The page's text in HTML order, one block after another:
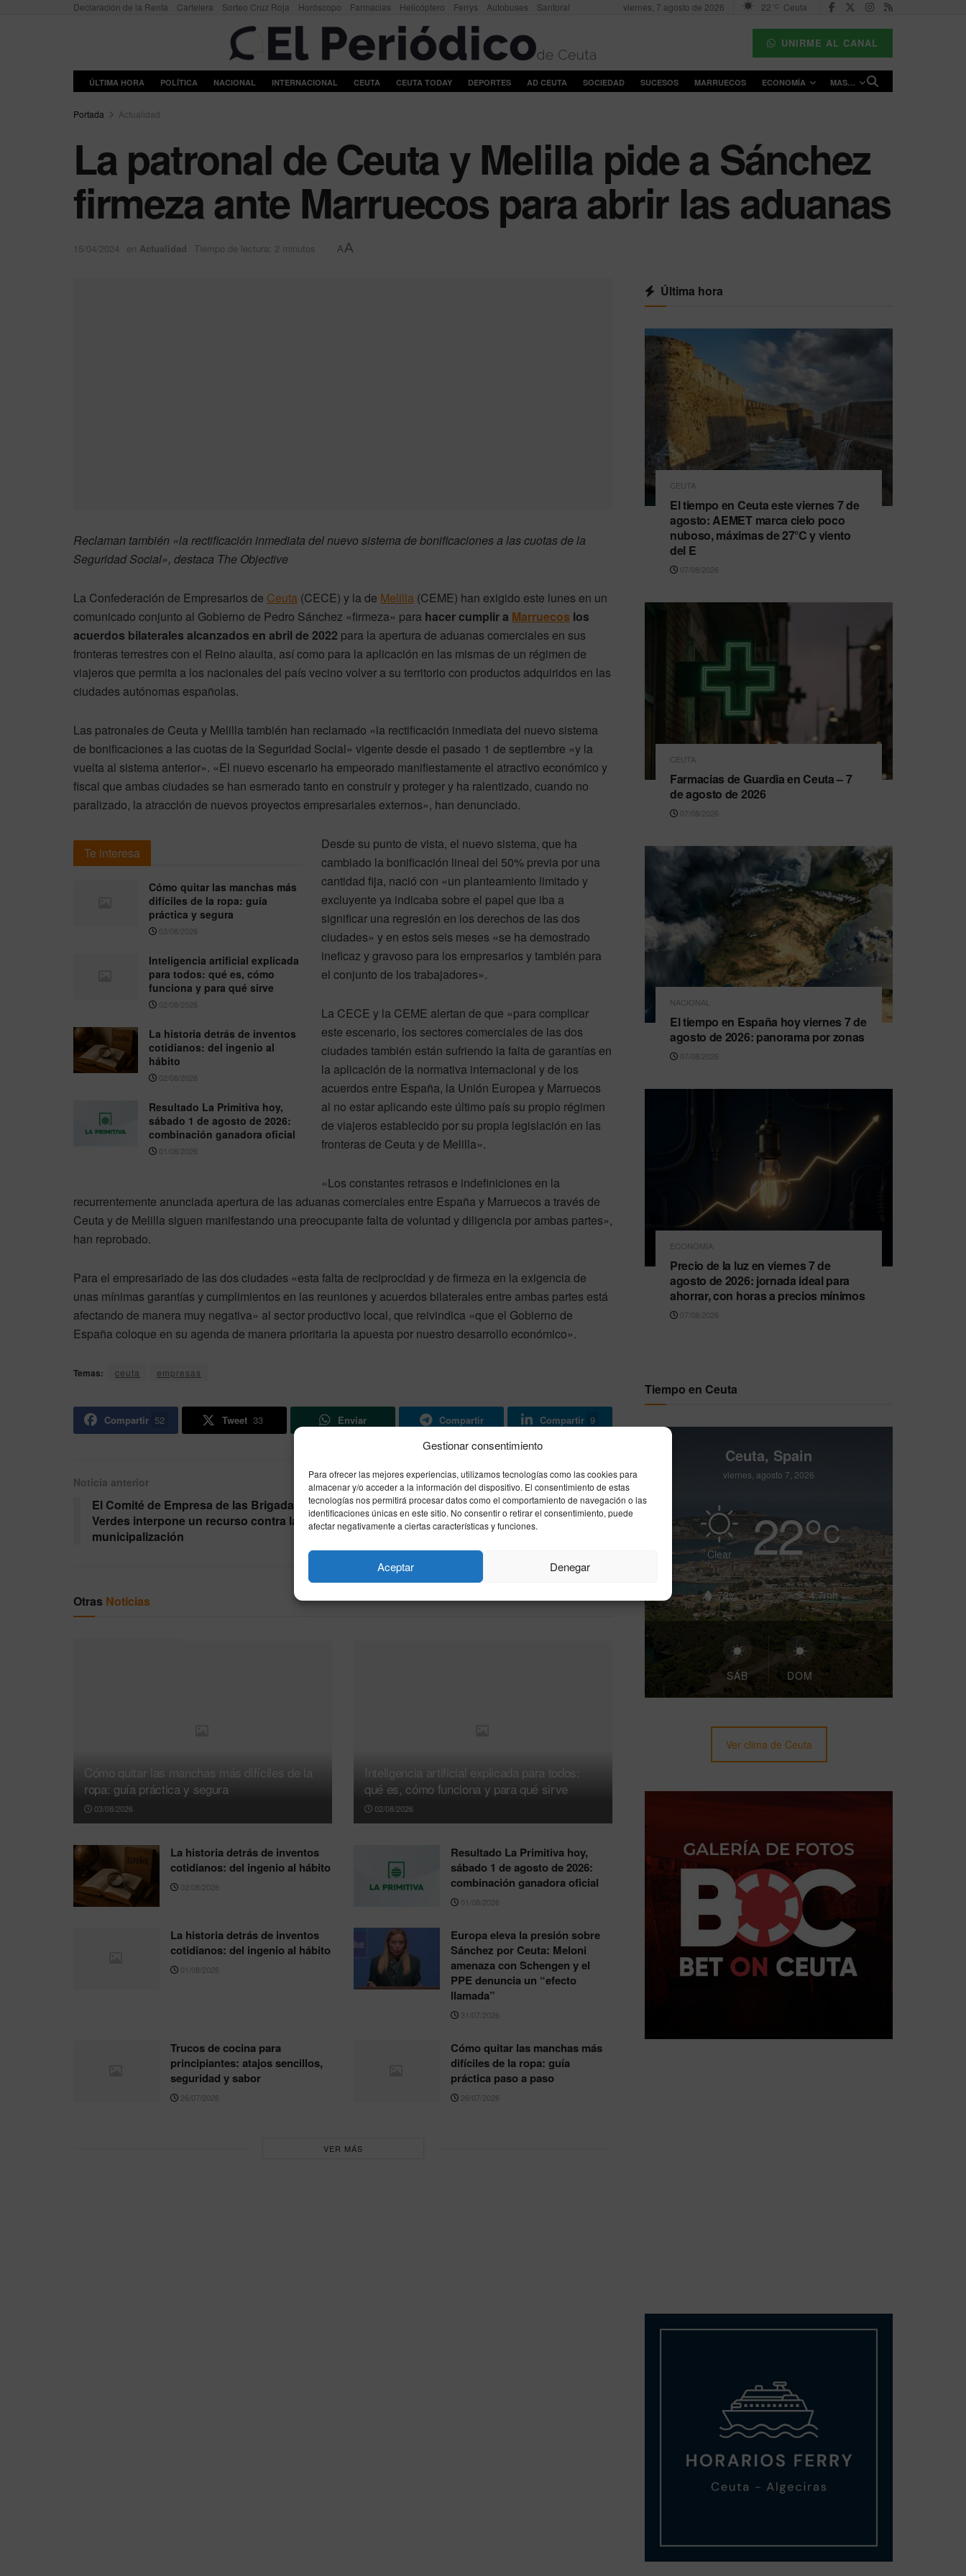
Gestionar consentimiento
Para ofrecer las mejores experiencias, utilizamos tecnologías como las cookies para
almacenar y/o acceder a la información del dispositivo. El consentimiento de estas
tecnologías nos permitirá procesar datos como el comportamiento de navegación o las
identificaciones únicas en este sitio. No consentir o retirar el consentimiento, puede
afectar negativamente a ciertas características y funciones.
Aceptar Denegar
Declaración de la Renta Cartelera Sorteo Cruz Roja Horóscopo Farmacias Helicóptero Ferrys Autobuses Santoral viernes, 7 agosto de 2026 22 °C Ceuta
UNIRME AL CANAL
ÚLTIMA HORA POLÍTICA NACIONAL INTERNACIONAL CEUTA CEUTA TODAY DEPORTES AD CEUTA SOCIEDAD SUCESOS MARRUECOS ECONOMÍA MAS…
Portada Actualidad
La patronal de Ceuta y Melilla pide a Sánchez
firmeza ante Marruecos para abrir las aduanas
15/04/2024 en Actualidad Tiempo de lectura: 2 minutos AA
Reclaman también «la rectificación inmediata del nuevo sistema de bonificaciones a las cuotas de la
Seguridad Social», destaca The Objective
La Confederación de Empresarios de Ceuta (CECE) y la de Melilla (CEME) han exigido este lunes en un
comunicado conjunto al Gobierno de Pedro Sánchez «firmeza» para hacer cumplir a Marruecos los
acuerdos bilaterales alcanzados en abril de 2022 para la apertura de aduanas comerciales en sus
fronteras terrestres con el Reino alauita, así como para la aplicación en las mismas de un régimen de
viajeros que permita a los nacionales del país vecino volver a su territorio con productos adquiridos en las
ciudades autónomas españolas.
Las patronales de Ceuta y Melilla también han reclamado «la rectificación inmediata del nuevo sistema
de bonificaciones a las cuotas de la Seguridad Social» vigente desde el pasado 1 de septiembre «y la
vuelta al sistema anterior». «El nuevo escenario ha empeorado manifiestamente el atractivo económico y
fiscal que ambas ciudades se han esmerado tanto en construir y proteger y ha ralentizado, cuando no
paralizado, la atracción de nuevos proyectos empresariales externos», han denunciado.
Te interesa
Cómo quitar las manchas más
difíciles de la ropa: guía
práctica y segura
03/08/2026
Inteligencia artificial explicada
para todos: qué es, cómo
funciona y para qué sirve
02/08/2026
La historia detrás de inventos
cotidianos: del ingenio al
hábito
02/08/2026
Resultado La Primitiva hoy,
sábado 1 de agosto de 2026:
combinación ganadora oficial
01/08/2026
Desde su punto de vista, el nuevo sistema, que ha
cambiado la bonificación lineal del 50% previa por una
cantidad fija, nació con «un planteamiento limitado y
excluyente ya indicaba sobre el papel que iba a
significar una regresión en los derechos de las dos
ciudades» y en estos seis meses «se ha demostrado
ineficaz y gravoso para los empresarios y también para
el conjunto de los trabajadores».
La CECE y la CEME alertan de que «para complicar
este escenario, los sectores comerciales de las dos
ciudades también están sufriendo la falta de garantías en
la aplicación de la normativa internacional y de los
acuerdos entre España, la Unión Europea y Marruecos
al no estar aplicando este último país su propio régimen
de viajeros establecido por su propia legislación en las
fronteras de Ceuta y de Melilla».
«Los constantes retrasos e indefiniciones en la
recurrentemente anunciada apertura de las aduanas comerciales entre España y Marruecos a través de
Ceuta y de Melilla siguen manifestando una preocupante falta de voluntad y diligencia por ambas partes»,
han reprobado.
Para el empresariado de las dos ciudades «esta falta de reciprocidad y de firmeza en la exigencia de
unas mínimas garantías y cumplimientos en las reuniones y acuerdos bilaterales entre ambas partes está
afectando de manera muy negativa» al sector productivo local, que reivindica «que el Gobierno de
España coloque en su agenda de manera prioritaria la apuesta por nuestro desarrollo económico».
Temas: ceuta empresas
Compartir 52 Tweet 33 Enviar Compartir Compartir 9
Noticia anterior
El Comité de Empresa de las Brigadas
Verdes interpone un recurso contra la
municipalización
Siguiente noticia
La DGT lanza campaña europea contra la
velocidad
Otras Noticias
Cómo quitar las manchas más difíciles de la
ropa: guía práctica y segura
03/08/2026
Inteligencia artificial explicada para todos:
qué es, cómo funciona y para qué sirve
02/08/2026
La historia detrás de inventos
cotidianos: del ingenio al hábito
02/08/2026
Resultado La Primitiva hoy,
sábado 1 de agosto de 2026:
combinación ganadora oficial
01/08/2026
La historia detrás de inventos
cotidianos: del ingenio al hábito
01/08/2026
Europa eleva la presión sobre
Sánchez por Ceuta: Meloni
amenaza con Schengen y el
PPE denuncia un “efecto
llamada”
31/07/2026
Trucos de cocina para
principiantes: atajos sencillos,
seguridad y sabor
26/07/2026
Cómo quitar las manchas más
difíciles de la ropa: guía
práctica paso a paso
26/07/2026
VER MÁS
Última hora
CEUTA
El tiempo en Ceuta este viernes 7 de
agosto: AEMET marca cielo poco
nuboso, máximas de 27°C y viento
del E
07/08/2026
CEUTA
Farmacias de Guardia en Ceuta – 7
de agosto de 2026
07/08/2026
NACIONAL
El tiempo en España hoy viernes 7 de
agosto de 2026: panorama por zonas
07/08/2026
ECONOMÍA
Precio de la luz en viernes 7 de
agosto de 2026: jornada ideal para
ahorrar, con horas a precios mínimos
07/08/2026
Tiempo en Ceuta
Ceuta, Spain
viernes, agosto 7, 2026
Clear 22°C
72% 4.7mh
SÁB DOM
Ver clima de Ceuta